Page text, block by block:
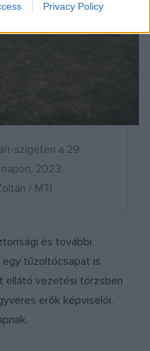
Privacy Policy
szigeten a 29.
2023.
/ MTI
és további
egy tűzoltócsapat is
ellátó vezetési törzsben
erők képviselői,